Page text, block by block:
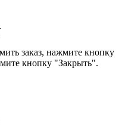
заказ, нажмите кнопку
кнопку "Закрыть".